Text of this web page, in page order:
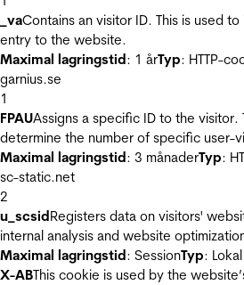
_vaContains an visitor ID. This is used
entry to the website.
Maximal lagringstid: 1 årTyp: HTTP-
garnius.se
1
FPAUAssigns a specific ID to the
determine the number of specific user-
Maximal lagringstid: 3 månaderTyp:
sc-static.net
2
u_scsidRegisters data on visitors'
internal analysis and website
Maximal lagringstid: SessionTyp:
X-ABThis cookie is used by the